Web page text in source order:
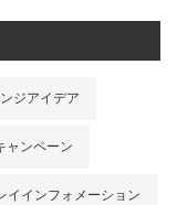
ジアイデア
ャンペーン
イインフォメーション